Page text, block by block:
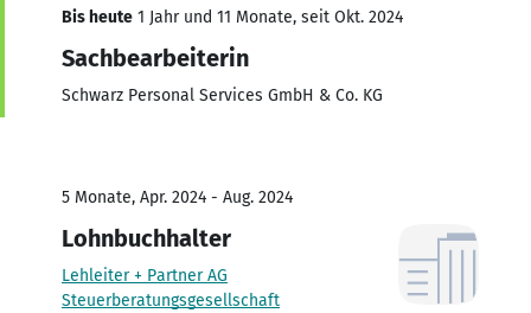
Bis heute 1 Jahr und 11 Monate, seit Okt. 2024
Sachbearbeiterin
Schwarz Personal Services GmbH & Co. KG
5 Monate, Apr. 2024 - Aug. 2024
Lohnbuchhalter
Lehleiter + Partner AG
Steuerberatungsgesellschaft